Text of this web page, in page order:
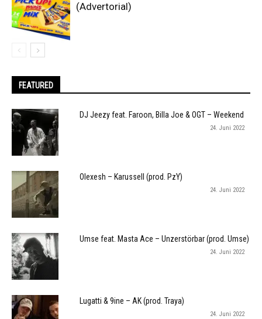
(Advertorial)
FEATURED
DJ Jeezy feat. Faroon, Billa Joe & OGT – Weekend
24. Juni 2022
Olexesh – Karussell (prod. PzY)
24. Juni 2022
Umse feat. Masta Ace – Unzerstörbar (prod. Umse)
24. Juni 2022
Lugatti & 9ine – AK (prod. Traya)
24. Juni 2022